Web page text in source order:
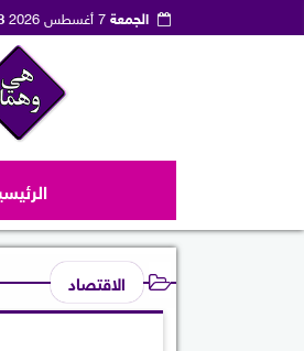
الجمعة7 أغسطس 2026
الاقتصاد